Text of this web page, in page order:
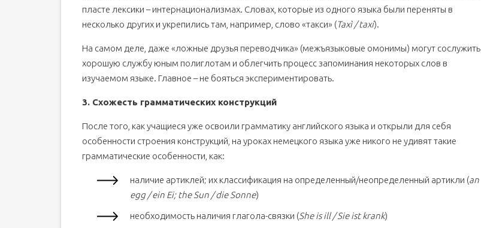
пласте лексики – интернационализмах. Словах, которые из одного языка были переняты в
несколько других и укрепились там, например, слово «такси» (Taxì / taxi).
На самом деле, даже «ложные друзья переводчика» (межъязыковые омонимы) могут сослужить
хорошую службу юным полиглотам и облегчить процесс запоминания некоторых слов в
изучаемом языке. Главное – не бояться экспериментировать.
3. Схожесть грамматических конструкций
После того, как учащиеся уже освоили грамматику английского языка и открыли для себя
особенности строения конструкций, на уроках немецкого языка уже никого не удивят такие
грамматические особенности, как:
наличие артиклей; их классификация на определенный/неопределенный артикли (an
egg / ein Ei; the Sun / die Sonne)
необходимость наличия глагола-связки (She is ill / Sie ist krank)